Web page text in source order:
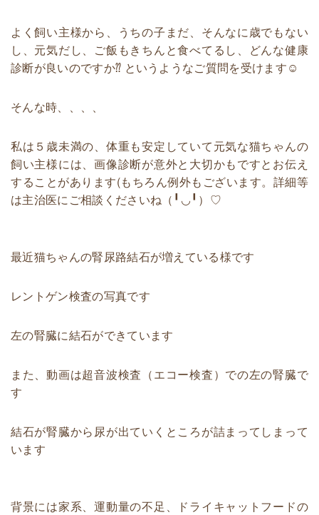
よく飼い主様から、うちの子まだ、そんなに歳でもない
し、元気だし、ご飯もきちんと食べてるし、どんな健康
診断が良いのですか⁇ というようなご質問を受けます☺️
そんな時、、、、
私は５歳未満の、体重も安定していて元気な猫ちゃんの
飼い主様には、画像診断が意外と大切かもですとお伝え
することがあります(もちろん例外もございます。詳細等
は主治医にご相談くださいね（╹◡╹）♡
最近猫ちゃんの腎尿路結石が増えている様です
レントゲン検査の写真です
左の腎臓に結石ができています
また、動画は超音波検査（エコー検査）での左の腎臓で
す
結石が腎臓から尿が出ていくところが詰まってしまって
います
背景には家系、運動量の不足、ドライキャットフードの